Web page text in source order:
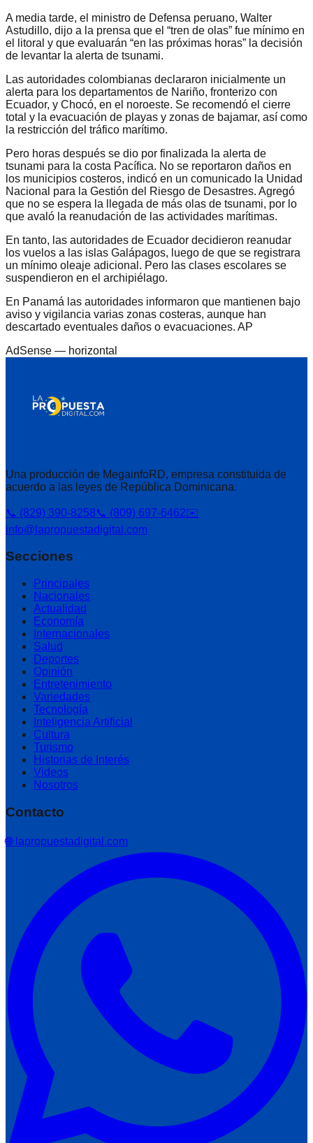
A media tarde, el ministro de Defensa peruano, Walter
Astudillo, dijo a la prensa que el “tren de olas” fue mínimo en
el litoral y que evaluarán “en las próximas horas” la decisión
de levantar la alerta de tsunami.
Las autoridades colombianas declararon inicialmente un
alerta para los departamentos de Nariño, fronterizo con
Ecuador, y Chocó, en el noroeste. Se recomendó el cierre
total y la evacuación de playas y zonas de bajamar, así como
la restricción del tráfico marítimo.
Pero horas después se dio por finalizada la alerta de
tsunami para la costa Pacífica. No se reportaron daños en
los municipios costeros, indicó en un comunicado la Unidad
Nacional para la Gestión del Riesgo de Desastres. Agregó
que no se espera la llegada de más olas de tsunami, por lo
que avaló la reanudación de las actividades marítimas.
En tanto, las autoridades de Ecuador decidieron reanudar
los vuelos a las islas Galápagos, luego de que se registrara
un mínimo oleaje adicional. Pero las clases escolares se
suspendieron en el archipiélago.
En Panamá las autoridades informaron que mantienen bajo
aviso y vigilancia varias zonas costeras, aunque han
descartado eventuales daños o evacuaciones. AP
AdSense — horizontal
Una producción de MegainfoRD, empresa constituida de
acuerdo a las leyes de República Dominicana.
📞 (829) 390-8258📞 (809) 697-6462✉️
info@lapropuestadigital.com
Secciones
Principales
Nacionales
Actualidad
Economía
Internacionales
Salud
Deportes
Opinión
Entretenimiento
Variedades
Tecnología
Inteligencia Artificial
Cultura
Turismo
Historias de Interés
Videos
Nosotros
Contacto
🌐 lapropuestadigital.com